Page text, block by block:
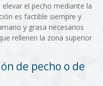
el pecho mediante la
es factible siempre y
y grasa necesarios
rellenen la zona superior
de pecho o de